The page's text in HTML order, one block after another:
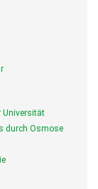
Universität
durch Osmose